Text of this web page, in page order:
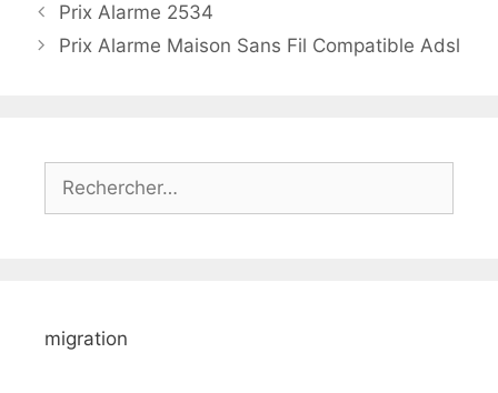
Prix Alarme 2534
Prix Alarme Maison Sans Fil Compatible Adsl
Rechercher :
migration